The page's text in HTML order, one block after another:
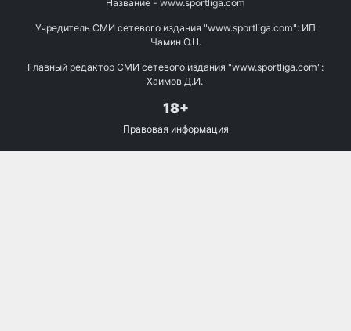
Название - www.sportliga.com
Учредитель СМИ сетевого издания "www.sportliga.com": ИП
Чамин О.Н.
Главный редактор СМИ сетевого издания "www.sportliga.com":
Хаимов Д.И.
18+
Правовая информация